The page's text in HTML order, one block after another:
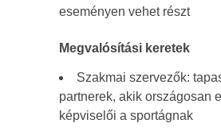
eseményen vehet részt
Megvalósítási keretek
Szakmai szervezők:
partnerek, akik országosan
képviselői a sportágnak